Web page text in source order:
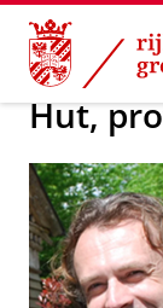
Skip
Content
Skip
Navigation
Over ons
Hut,